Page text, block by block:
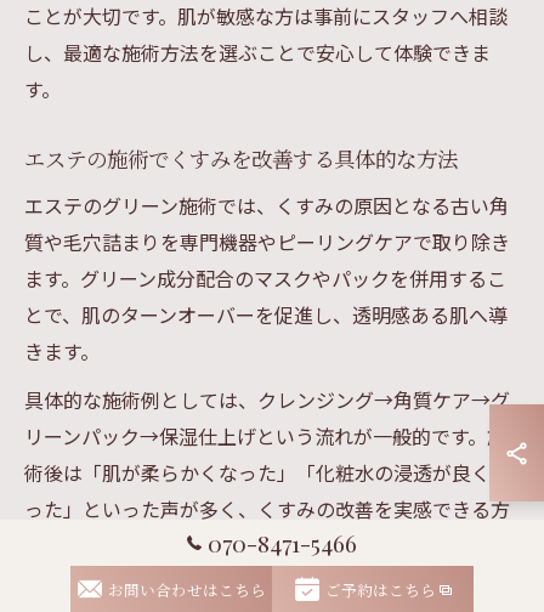
ことが大切です。肌が敏感な方は事前にスタッフへ相談
し、最適な施術方法を選ぶことで安心して体験できま
す。
エステの施術でくすみを改善する具体的な方法
エステのグリーン施術では、くすみの原因となる古い角
質や毛穴詰まりを専門機器やピーリングケアで取り除き
ます。グリーン成分配合のマスクやパックを併用するこ
とで、肌のターンオーバーを促進し、透明感ある肌へ導
きます。
具体的な施術例としては、クレンジング→角質ケア→グ
リーンパック→保湿仕上げという流れが一般的です。施
術後は「肌が柔らかくなった」「化粧水の浸透が良くな
った」といった声が多く、くすみの改善を実感できる方
ただし、ピーリングは肌質によって刺激を感じる場合が
070-8471-5466
お問い合わせはこちら ご予約はこちら